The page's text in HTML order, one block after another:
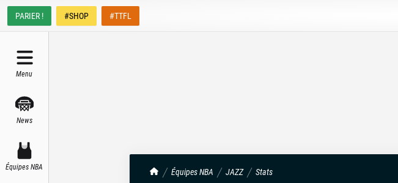
PARIER ! #SHOP #TTFL
Menu
News
Équipes NBA TrashTalk Actu NBA
Équipes NBA JAZZ Stats